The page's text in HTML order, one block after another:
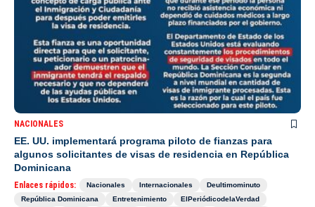
NACIONALES
EE. UU. implementará programa piloto de fianzas para
algunos solicitantes de visas de residencia en República
Dominicana
Enlaces rápidos: Nacionales Internacionales
Deultimominuto
República Dominicana
Entretenimiento
ElPeriódicodelaVerdad